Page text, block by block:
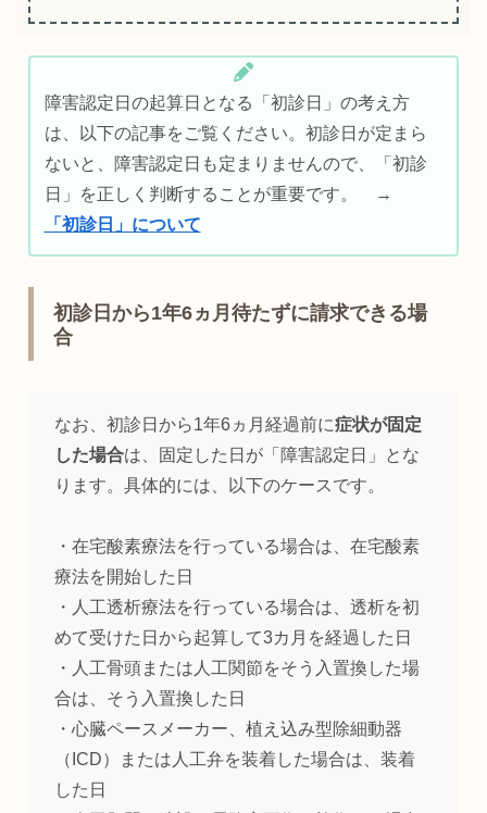
障害認定日の起算日となる「初診日」の考え方
は、以下の記事をご覧ください。初診日が定まら
ないと、障害認定日も定まりませんので、「初診
日」を正しく判断することが重要です。 →
「初診日」について
初診日から1年6ヵ月待たずに請求できる場
合
なお、初診日から1年6ヵ月経過前に症状が固定
した場合は、固定した日が「障害認定日」とな
ります。具体的には、以下のケースです。
・在宅酸素療法を行っている場合は、在宅酸素
療法を開始した日
・人工透析療法を行っている場合は、透析を初
めて受けた日から起算して3カ月を経過した日
・人工骨頭または人工関節をそう入置換した場
合は、そう入置換した日
・心臓ペースメーカー、植え込み型除細動器
（ICD）または人工弁を装着した場合は、装着
した日